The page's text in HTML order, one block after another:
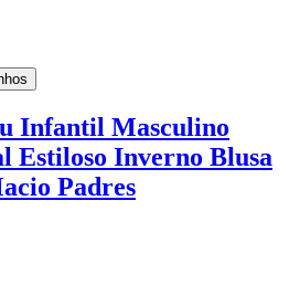
Infantil Masculino
Estiloso Inverno Blusa
Padres